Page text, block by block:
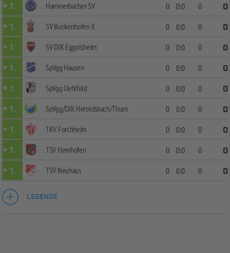
1.
Hammerbacher SV 0 0:0 0
0
1.
SV Buckenhofen II 0 0:0 0
0
1.
SV DJK Eggolsheim 0 0:0 0
0
1.
SpVgg Hausen 0 0:0 0
0
1.
SpVgg Uehlfeld 0 0:0 0
0
1.
SpVgg/DJK Heroldsbach/Thurn 0 0:0 0
0
1.
TKV Forchheim 0 0:0 0
0
1.
TSV Hemhofen 0 0:0 0
0
1.
TSV Neuhaus 0 0:0 0 0
LEGENDE